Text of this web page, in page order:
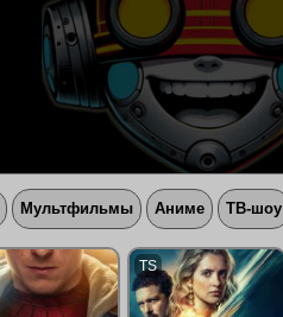
Мультфильмы Аниме ТВ-шоу